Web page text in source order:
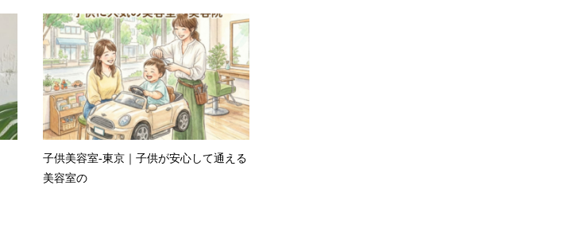
子供美容室-東京｜子供が安心して通える
美容室の